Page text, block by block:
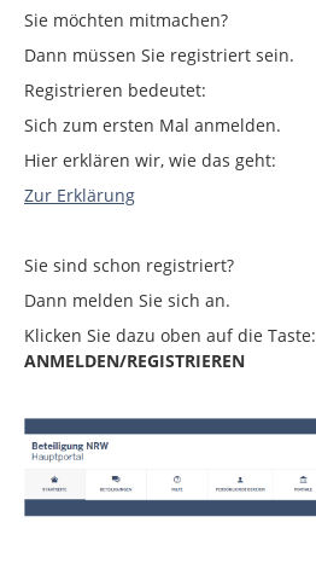
Sie möchten mitmachen?
Dann müssen Sie registriert sein.
Registrieren bedeutet:
Sich zum ersten Mal anmelden.
Hier erklären wir, wie das geht:
Zur Erklärung
Sie sind schon registriert?
Dann melden Sie sich an.
Klicken Sie dazu oben auf die Taste:
ANMELDEN/REGISTRIEREN